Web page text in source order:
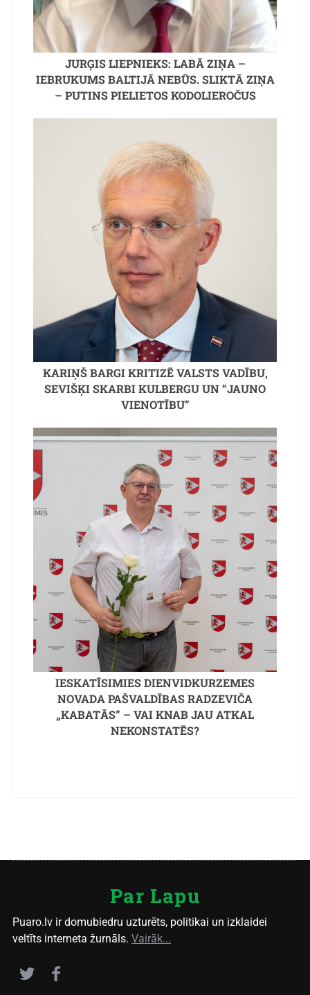
JURĢIS LIEPNIEKS: LABĀ ZIŅA –
IEBRUKUMS BALTIJĀ NEBŪS. SLIKTĀ ZIŅA
– PUTINS PIELIETOS KODOLIEROČUS
KARIŅŠ BARGI KRITIZĒ VALSTS VADĪBU,
SEVIŠĶI SKARBI KULBERGU UN “JAUNO
VIENOTĪBU”
IESKATĪSIMIES DIENVIDKURZEMES
NOVADA PAŠVALDĪBAS RADZEVIČA
„KABATĀS” – VAI KNAB JAU ATKAL
NEKONSTATĒS?
Par Lapu
Puaro.lv ir domubiedru uzturēts, politikai un izklaidei
veltīts interneta žurnāls. Vairāk...